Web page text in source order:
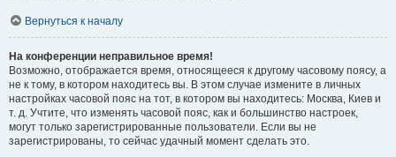
Вернуться к началу
На конференции неправильное время!
Возможно, отображается время, относящееся к другому часовому поясу, а
не к тому, в котором находитесь вы. В этом случае измените в личных
настройках часовой пояс на тот, в котором вы находитесь: Москва, Киев и
т. д. Учтите, что изменять часовой пояс, как и большинство настроек,
могут только зарегистрированные пользователи. Если вы не
зарегистрированы, то сейчас удачный момент сделать это.